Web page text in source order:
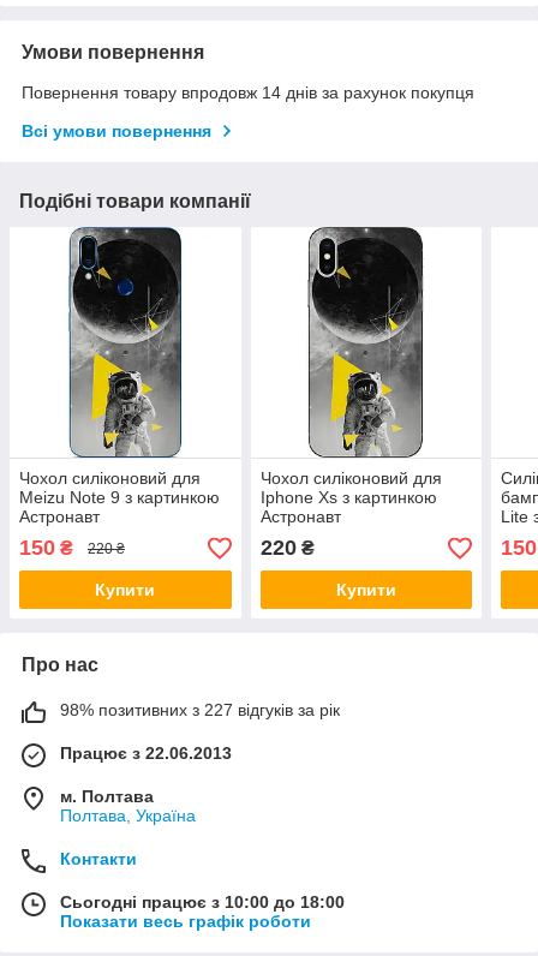
Умови повернення
Повернення товару впродовж 14 днів за рахунок покупця
Всі умови повернення
Подібні товари компанії
Чохол силіконовий для
Meizu Note 9 з картинкою
Астронавт
150 ₴ 220 ₴
Купити
Чохол силіконовий для
Iphone Xs з картинкою
Астронавт
220₴
Купити
Lite
150
Про нас
98% позитивних з 227 відгуків за рік
Працює з 22.06.2013
м. Полтава
Полтава, Україна
Контакти
Сьогодні працює з 10:00 до 18:00
Показати весь графік роботи